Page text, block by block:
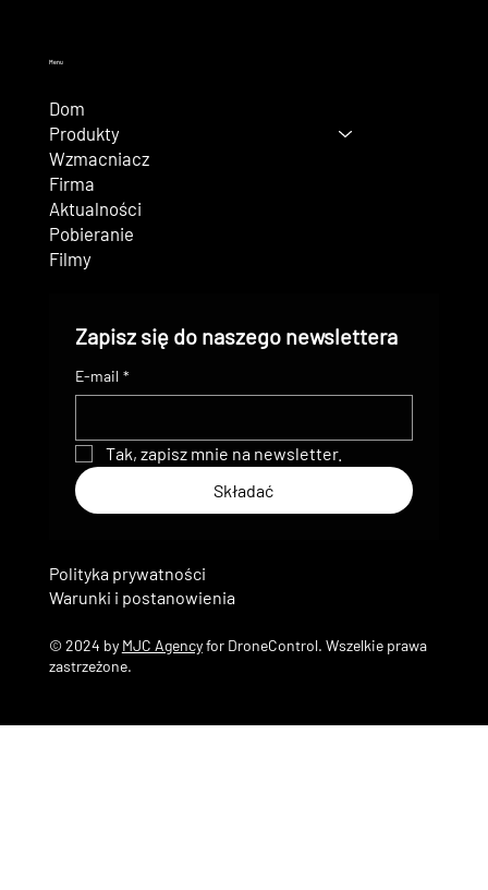
Menu
Dom
Produkty
Wzmacniacz
Firma
Aktualności
Pobieranie
Filmy
Zapisz się do naszego newslettera
E-mail *
Tak, zapisz mnie na newsletter.
Składać
© 2024 by MJC Agencyfor DroneControl. Wszelkie prawa
zastrzeżone.
Warunki i postanowienia
Polityka prywatności